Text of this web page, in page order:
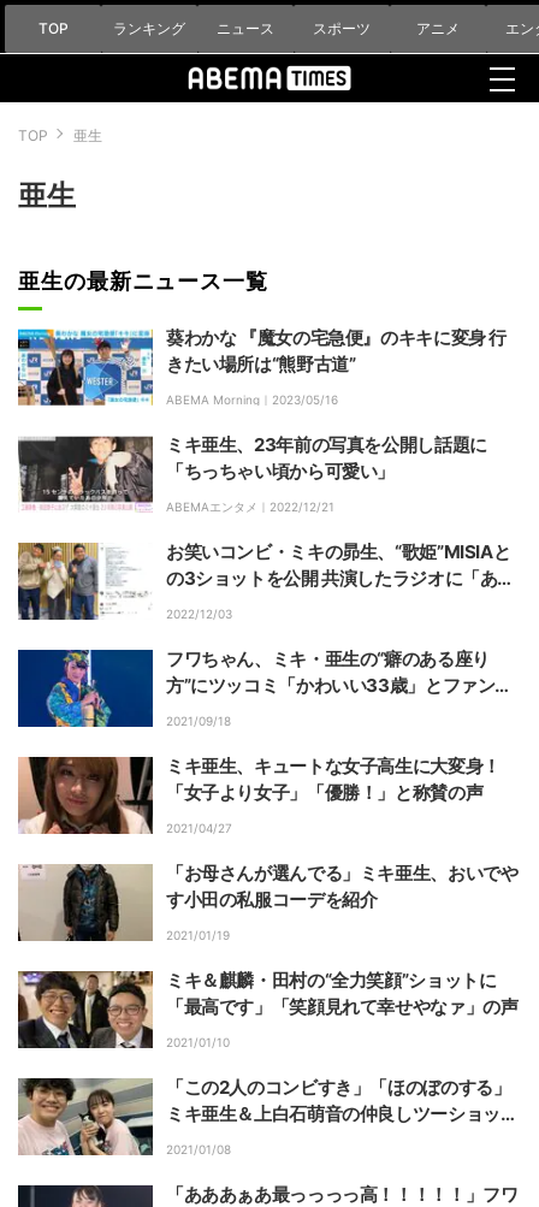
TOP ランキング ニュース スポーツ アニメ エン
TOP 亜生
亜生
亜生の最新ニュース一覧
葵わかな 『魔女の宅急便』のキキに変身 行
きたい場所は“熊野古道”
ABEMA Morning｜ 2023/05/16
ミキ亜生、23年前の写真を公開し話題に
「ちっちゃい頃から可愛い」
ABEMAエンタメ｜ 2022/12/21
お笑いコンビ・ミキの昴生、“歌姫”MISIAと
の3ショットを公開 共演したラジオに「あっ
という間に時間が過ぎた」の声
2022/12/03
フワちゃん、ミキ・亜生の“癖のある座り
方”にツッコミ「かわいい33歳」とファン称
賛
2021/09/18
ミキ亜生、キュートな女子高生に大変身！
「女子より女子」「優勝！」と称賛の声
2021/04/27
「お母さんが選んでる」ミキ亜生、おいでや
す小田の私服コーデを紹介
2021/01/19
ミキ＆麒麟・田村の“全力笑顔”ショットに
「最高です」「笑顔見れて幸せやなァ」の声
2021/01/10
「この2人のコンビすき」「ほのぼのする」
ミキ亜生＆上白石萌音の仲良しツーショット
に反響
2021/01/08
「あああぁあ最っっっっ高！！！！！」フワ